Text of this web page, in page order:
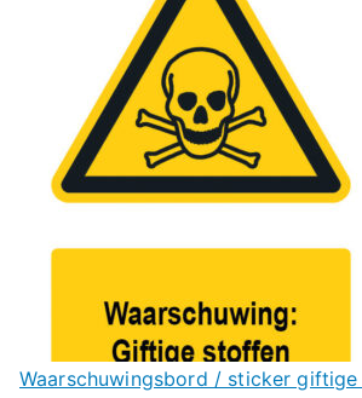
Waarschuwingsbord / sticker